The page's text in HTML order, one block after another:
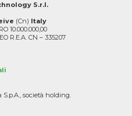
S.r.l.
(Cn) Italy
10.000.000,00
R.E.A. CN – 335207
S.p.A., società holding.